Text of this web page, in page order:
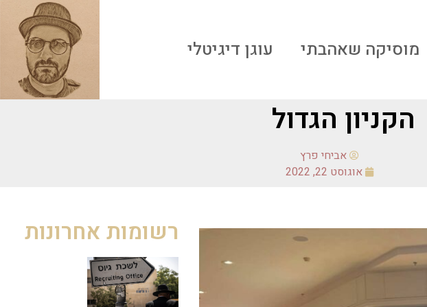
מוסיקה שאהבתי עוגן דיגיטלי
הקניון הגדול
אביחי פרץ
אוגוסט 22, 2022
רשומות אחרונות